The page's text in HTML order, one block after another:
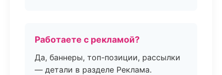
Работаете с рекламой?
Да, баннеры, топ-позиции, рассылки
— детали в разделе Реклама.